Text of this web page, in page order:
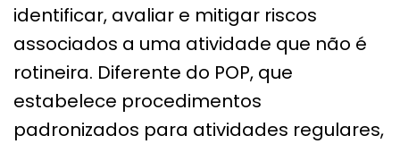
identificar, avaliar e mitigar riscos
associados a uma atividade que não é
rotineira. Diferente do POP, que
estabelece procedimentos
padronizados para atividades regulares,